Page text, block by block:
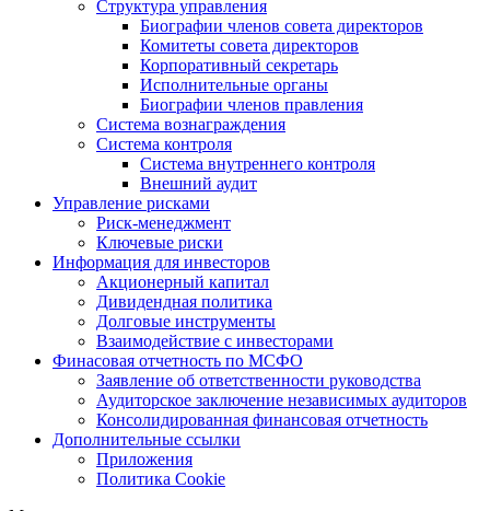
Структура управления
Биографии членов совета директоров
Комитеты совета директоров
Корпоративный секретарь
Исполнительные органы
Биографии членов правления
Система вознаграждения
Система контроля
Система внутреннего контроля
Внешний аудит
Управление рисками
Риск-менеджмент
Ключевые риски
Информация для инвесторов
Акционерный капитал
Дивидендная политика
Долговые инструменты
Взаимодействие с инвеcторами
Финасовая отчетность по МСФО
Заявление об ответственности руководства
Аудиторское заключение независимых аудиторов
Консолидированная финансовая отчетность
Дополнительные ссылки
Приложения
Политика Cookie